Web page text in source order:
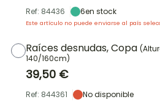
Ref: 84436
6en stock
Este artículo no puede enviarse al país
Raíces desnudas, Copa
140/160cm)
39,50 €
Ref: 844361 No disponible